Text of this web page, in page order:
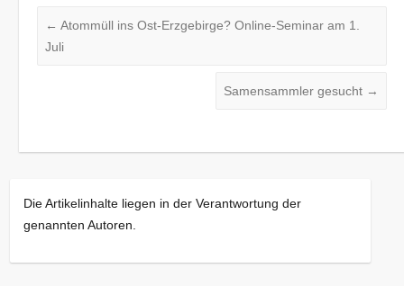
← Atommüll ins Ost-Erzgebirge? Online-Seminar am 1.
Juli
Samensammler gesucht →
Die Artikelinhalte liegen in der Verantwortung der
genannten Autoren.